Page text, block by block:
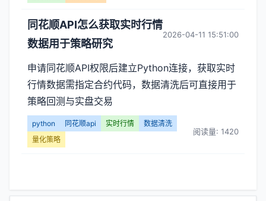
同花顺API怎么获取实时行情
数据用于策略研究
2026-04-11 15:51:00
申请同花顺API权限后建立Python连接，获取实时
行情数据需指定合约代码，数据清洗后可直接用于
策略回测与实盘交易
python 同花顺api 实时行情
数据清洗
量化策略
阅读量: 1420